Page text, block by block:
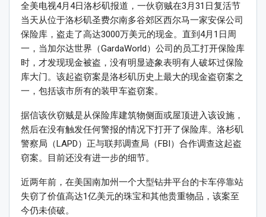
全美电视4月4日洛杉矶报道，一伙窃贼在3月31日复活节
当天从位于洛杉矶圣费尔南多谷郊区西尔马一家安保公司
保险库，盗走了高达3000万美元的现金。直到4月1日周
一，当加尔达世界（GardaWorld）公司的员工打开保险库
时，才发现现金被盗，没有明显迹象表明有人破坏过保险
库大门。该起盗窃案是洛杉矶历史上最大的现金盗窃案之
一，包括该市所有的装甲车盗窃案。
据信该伙窃贼是从保险库建筑物侧面或屋顶进入该设施，
然后在没有触发任何警报的情况下打开了保险库。洛杉矶
警察局（LAPD）正与联邦调查局（FBI）合作调查这起盗
窃案。目前还没有进一步的细节。
近两年前，在美国南加州一个大型钻井平台的卡车停靠站
失窃了价值高达1亿美元的珠宝和其他贵重物品，该案至
今仍未侦破。